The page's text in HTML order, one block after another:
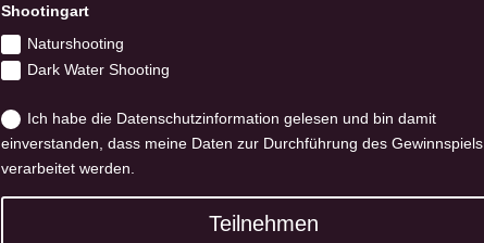
Shootingart
Naturshooting
Dark Water Shooting
Ich habe die Datenschutzinformation gelesen und bin damit
einverstanden, dass meine Daten zur Durchführung des Gewinnspiels
verarbeitet werden.
Teilnehmen